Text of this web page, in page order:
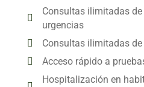
Consultas ilimitadas
urgencias
Consultas ilimitadas
Acceso rápido a
Hospitalización en